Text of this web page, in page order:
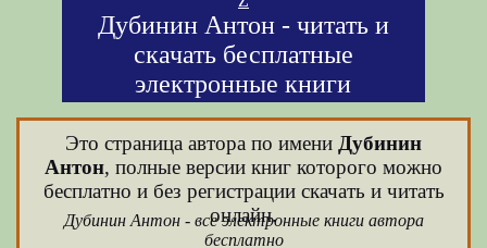
Дубинин Антон - читать и
скачать бесплатные
электронные книги
Это страница автора по имени Дубинин
Антон, полные версии книг которого можно
бесплатно и без регистрации скачать и читать
онлайн.
Дубинин Антон - все электронные книги автора
бесплатно